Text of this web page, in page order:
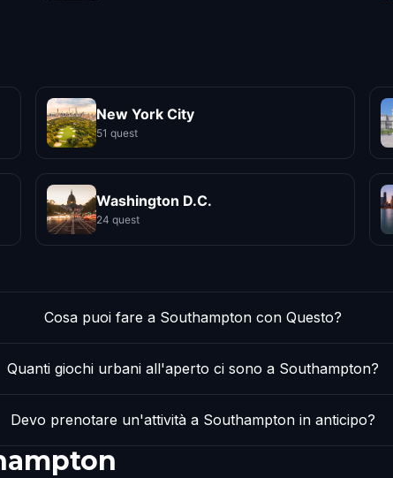
New York City
51 quest
Washington D.C.
24 quest
Cosa puoi fare a Southampton con Questo?
Quanti giochi urbani all'aperto ci sono a Southampton?
Devo prenotare un'attività a Southampton in anticipo?